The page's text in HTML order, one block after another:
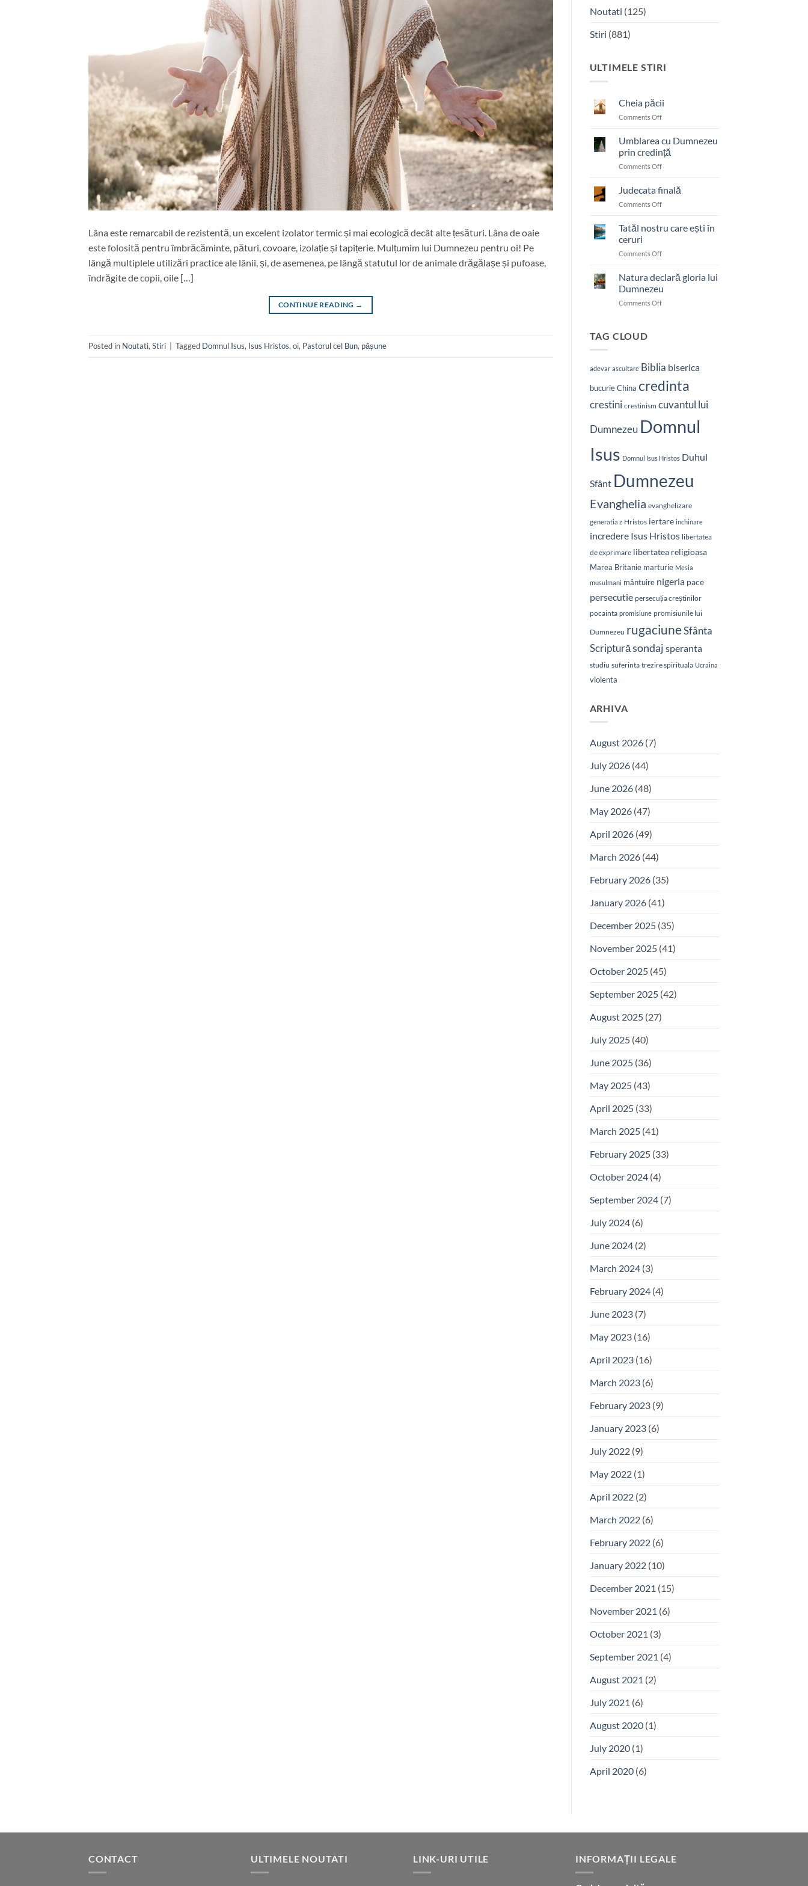
Lâna este remarcabil de rezistentă, un excelent izolator termic și mai ecologică decât alte țesături. Lâna de oaie
este folosită pentru îmbrăcăminte, pături, covoare, izolație și tapițerie. Mulțumim lui Dumnezeu pentru oi! Pe
lângă multiplele utilizări practice ale lânii, și, de asemenea, pe lângă statutul lor de animale drăgălașe și pufoase,
îndrăgite de copii, oile […]
CONTINUE READING →
Posted in Noutati, Stiri Tagged Domnul Isus, Isus Hristos, oi, Pastorul cel Bun, pășune
Noutati (125)
Stiri (881)
ULTIMELE STIRI
Cheia păcii
Comments Offon
păcii
Umblarea cu Dumnezeu
prin credință
Comments Offon
cu
Dumnezeu
prin
Judecata finală
Comments Offon
Tatăl nostru care ești în
ceruri
Comments Offon
nostru
care
ești
în
Natura declară gloria lui
Dumnezeu
Comments Offon
TAG CLOUD
adevar ascultare Biblia biserica
bucurie China credinta
crestini crestinism cuvantul lui
Dumnezeu Domnul
Isus Domnul Isus Hristos Duhul
Sfânt Dumnezeu
Evanghelia evanghelizare
generatia z Hristos iertare inchinare
incredere Isus Hristos libertatea
de exprimare libertatea religioasa
Marea Britanie marturie Mesia
musulmani mântuire nigeria pace
persecutie persecuția creștinilor
pocainta promisiune promisiunile lui
Dumnezeu rugaciuneSfânta
Scripturăsondaj speranta
studiu suferinta trezire spirituala Ucraina
violenta
ARHIVA
August 2026(7)
July 2026(44)
June 2026(48)
May 2026(47)
April 2026(49)
March 2026(44)
February 2026(35)
January 2026(41)
December 2025(35)
November 2025(41)
October 2025(45)
September 2025(42)
August 2025(27)
July 2025(40)
June 2025(36)
May 2025(43)
April 2025(33)
March 2025(41)
February 2025(33)
October 2024(4)
September 2024(7)
July 2024(6)
June 2024(2)
March 2024(3)
February 2024(4)
June 2023(7)
May 2023(16)
April 2023(16)
March 2023(6)
February 2023(9)
January 2023(6)
July 2022(9)
May 2022(1)
April 2022(2)
March 2022(6)
February 2022(6)
January 2022(10)
December 2021 (15)
November 2021 (6)
October 2021 (3)
September 2021 (4)
August 2021 (2)
July 2021 (6)
August 2020(1)
July 2020(1)
April 2020(6)
CONTACT ULTIMELE NOUTATI LINK-URI UTILE INFORMAȚII LEGALE